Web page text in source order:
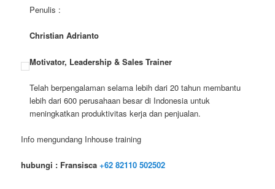
Penulis :
Christian Adrianto
Motivator, Leadership & Sales Trainer
Telah berpengalaman selama lebih dari 20 tahun membantu
lebih dari 600 perusahaan besar di Indonesia untuk
meningkatkan produktivitas kerja dan penjualan.
Info mengundang Inhouse training
hubungi : Fransisca +62 82110 502502